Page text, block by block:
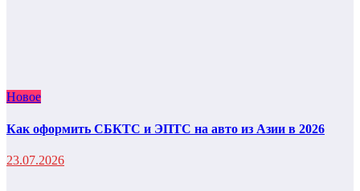
Новое
Как оформить СБКТС и ЭПТС на авто из Азии в 2026
23.07.2026